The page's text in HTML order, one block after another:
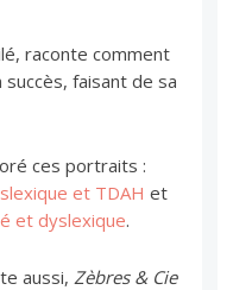
raconte comment
succès, faisant de sa
ces portraits :
et TDAH et
et dyslexique.
aussi, Zèbres & Cie